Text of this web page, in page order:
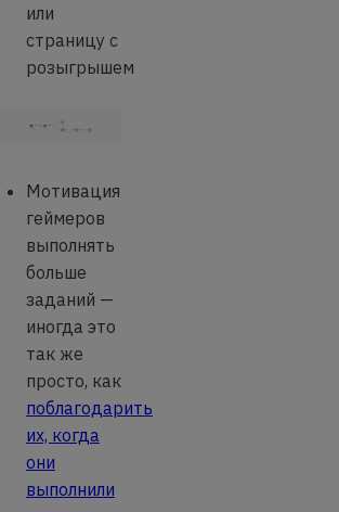
или
страницу с
розыгрышем
Мотивация
геймеров
выполнять
больше
заданий —
иногда это
так же
просто, как
поблагодарить
их, когда
они
выполнили